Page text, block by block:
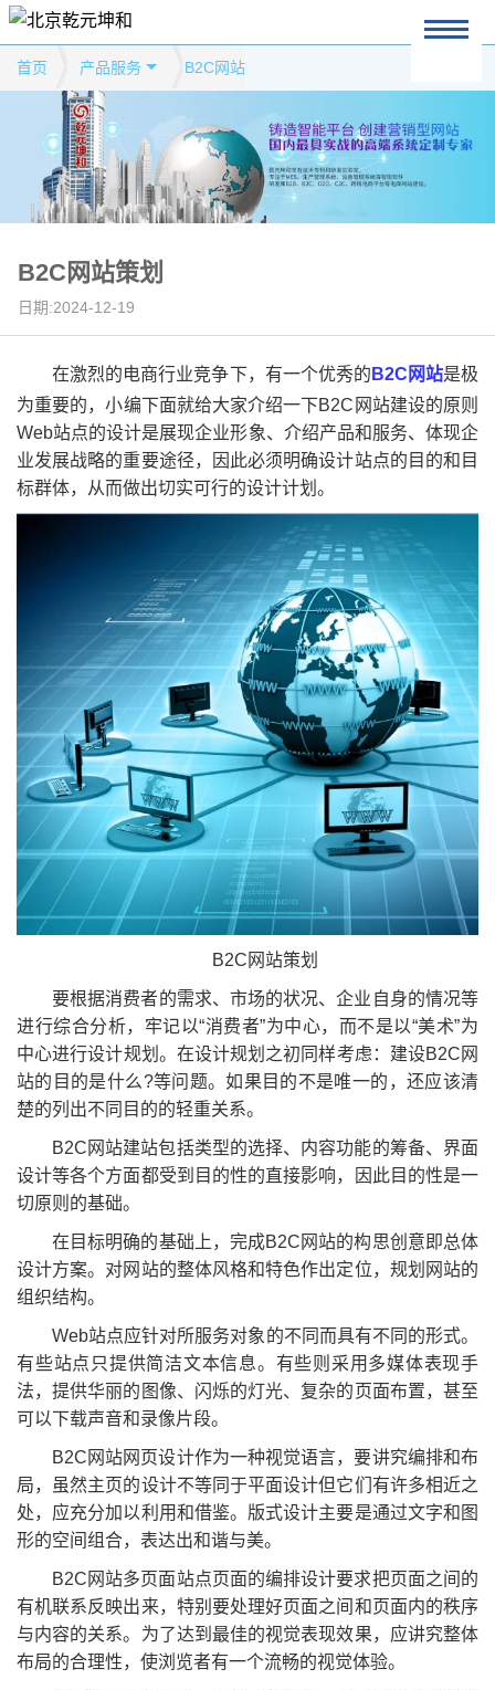
首页 产品服务 B2C网站
B2C网站策划
日期:2024-12-19
在激烈的电商行业竞争下，有一个优秀的 B2C网站是极
为重要的，小编下面就给大家介绍一下B2C网站建设的原则
Web站点的设计是展现企业形象、介绍产品和服务、体现企
业发展战略的重要途径，因此必须明确设计站点的目的和目
标群体，从而做出切实可行的设计计划。
B2C网站策划
要根据消费者的需求、市场的状况、企业自身的情况等
进行综合分析，牢记以“消费者”为中心，而不是以“美术”为
中心进行设计规划。在设计规划之初同样考虑：建设B2C网
站的目的是什么?等问题。如果目的不是唯一的，还应该清
楚的列出不同目的的轻重关系。
B2C网站建站包括类型的选择、内容功能的筹备、界面
设计等各个方面都受到目的性的直接影响，因此目的性是一
切原则的基础。
在目标明确的基础上，完成B2C网站的构思创意即总体
设计方案。对网站的整体风格和特色作出定位，规划网站的
组织结构。
Web站点应针对所服务对象的不同而具有不同的形式。
有些站点只提供简洁文本信息。有些则采用多媒体表现手
法，提供华丽的图像、闪烁的灯光、复杂的页面布置，甚至
可以下载声音和录像片段。
B2C网站网页设计作为一种视觉语言，要讲究编排和布
局，虽然主页的设计不等同于平面设计但它们有许多相近之
处，应充分加以利用和借鉴。版式设计主要是通过文字和图
形的空间组合，表达出和谐与美。
B2C网站多页面站点页面的编排设计要求把页面之间的
有机联系反映出来，特别要处理好页面之间和页面内的秩序
与内容的关系。为了达到最佳的视觉表现效果，应讲究整体
布局的合理性，使浏览者有一个流畅的视觉体验。